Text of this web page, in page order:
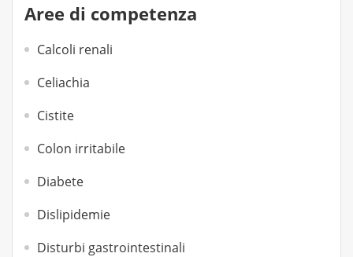
Aree di competenza
Calcoli renali
Celiachia
Cistite
Colon irritabile
Diabete
Dislipidemie
Disturbi gastrointestinali